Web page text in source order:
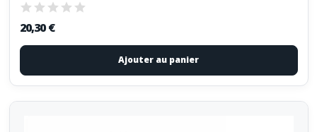
20,30 €
Ajouter au panier